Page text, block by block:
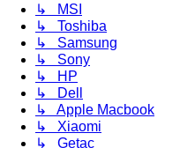
↳ MSI
↳ Toshiba
↳ Samsung
↳ Sony
↳ HP
↳ Dell
↳ Apple Macbook
↳ Xiaomi
↳ Getac